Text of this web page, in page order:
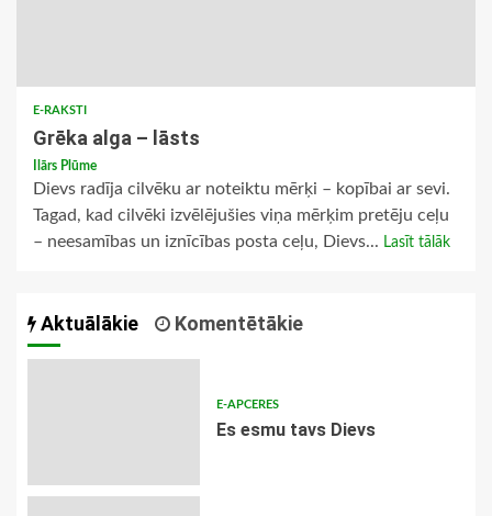
E-RAKSTI
Grēka alga – lāsts
Ilārs Plūme
Dievs radīja cilvēku ar noteiktu mērķi – kopībai ar sevi.
Tagad, kad cilvēki izvēlējušies viņa mērķim pretēju ceļu
– neesamības un iznīcības posta ceļu, Dievs... Lasīt tālāk
Aktuālākie Komentētākie
E-APCERES
Es esmu tavs Dievs